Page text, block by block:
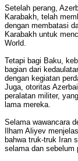
Setelah perang,
Karabakh, telah
dengan membatasi
Karabakh untuk
World.
Tetapi bagi Baku,
bagian dari
dengan kegiatan
Juga, otoritas
peralatan militer,
lama mereka.
Selama wawancara
Ilham Aliyev
bahwa truk-truk Iran
selama dan sebelum